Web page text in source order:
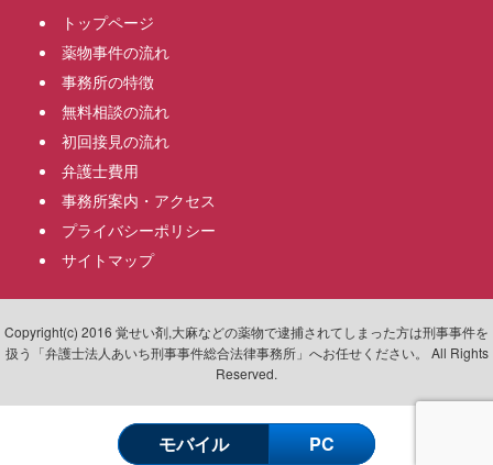
トップページ
薬物事件の流れ
事務所の特徴
無料相談の流れ
初回接見の流れ
弁護士費用
事務所案内・アクセス
プライバシーポリシー
サイトマップ
Copyright(c) 2016 覚せい剤,大麻などの薬物で逮捕されてしまった方は刑事事件を
扱う「弁護士法人あいち刑事事件総合法律事務所」へお任せください。 All Rights
Reserved.
モバイル PC